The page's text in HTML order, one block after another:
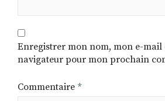
Enregistrer mon nom, mon e-mail
navigateur pour mon prochain
Commentaire *